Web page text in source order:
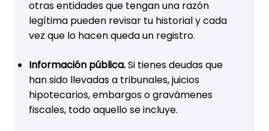
otras entidades que tengan una razón
legítima pueden revisar tu historial y cada
vez que lo hacen queda un registro.
Información pública.Si tienes deudas que
han sido llevadas a tribunales, juicios
hipotecarios, embargos o gravámenes
fiscales, todo aquello se incluye.